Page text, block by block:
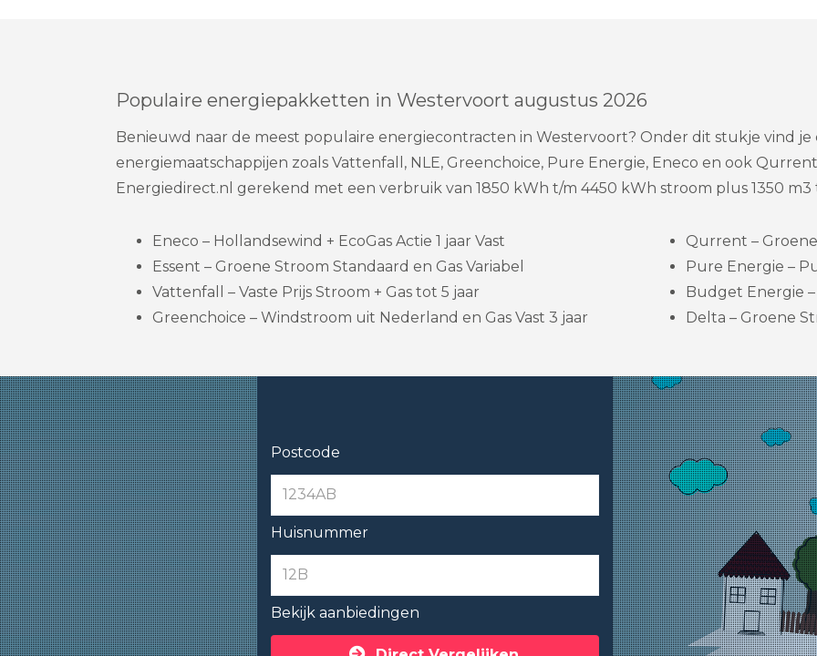
Populaire energiepakketten in Westervoort augustus 2026
Benieuwd naar de meest populaire energiecontracten in Westervoort? Onder dit stukje vind
energiemaatschappijen zoals Vattenfall, NLE, Greenchoice, Pure Energie, Eneco en ook
Energiedirect.nl gerekend met een verbruik van 1850 kWh t/m 4450 kWh stroom plus 1350 m3
Eneco – Hollandsewind + EcoGas Actie 1 jaar Vast
Essent – Groene Stroom Standaard en Gas Variabel
Vattenfall – Vaste Prijs Stroom + Gas tot 5 jaar
Greenchoice – Windstroom uit Nederland en Gas Vast 3 jaar
Qurrent –
Pure Energie –
Budget Energie –
Delta – Groene
Postcode
Huisnummer
Bekijk aanbiedingen